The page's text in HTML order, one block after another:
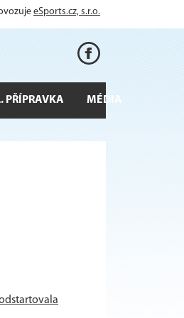
eSports.cz, s.r.o.
PŘÍPRAVKA MÉDIA